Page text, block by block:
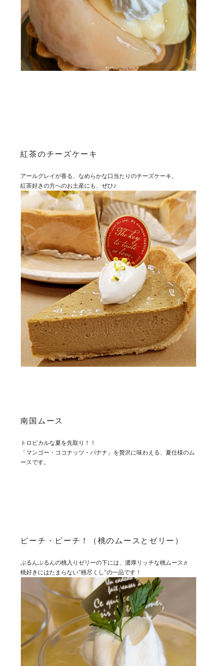
紅茶のチーズケーキ
アールグレイが香る、なめらかな口当たりのチーズケーキ。
紅茶好きの方へのお土産にも、ぜひ♪
南国ムース
トロピカルな夏を先取り！！
「マンゴー・ココナッツ・バナナ」を贅沢に味わえる、夏仕様のム
ースです。
ピーチ・ピーチ！（桃のムースとゼリー）
ぷるんぷるんの桃入りゼリーの下には、濃厚リッチな桃ムース♬
桃好きにはたまらない”桃尽くし”の一品です！